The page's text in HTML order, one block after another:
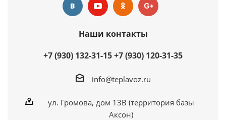
Наши контакты
+7 (930) 132-31-15+7 (930) 120-31-35
info@teplavoz.ru
ул. Громова, дом 13В (территория базы
Аксон)